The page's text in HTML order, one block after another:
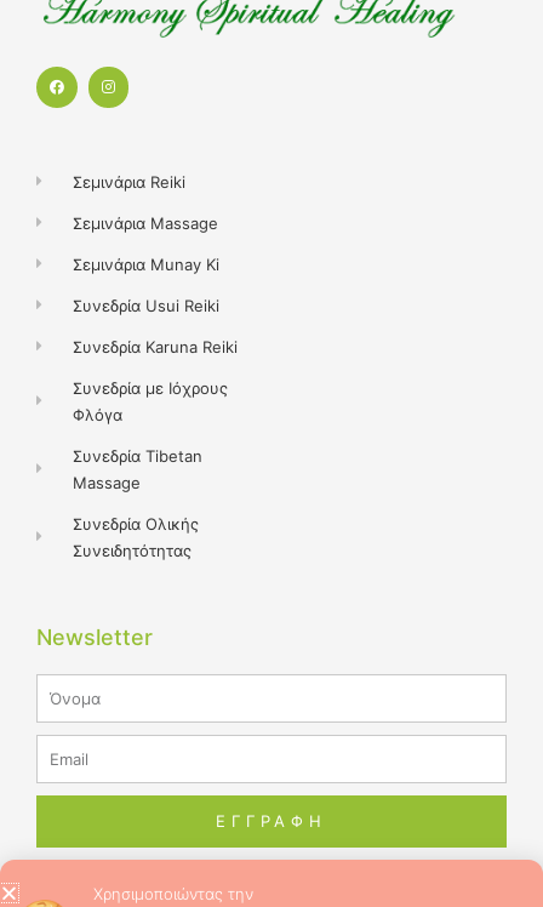
F
a
I
n
m
Σεμινάρια Reiki
Σεμινάρια Massage
Σεμινάρια Munay Ki
Συνεδρία Usui Reiki
Συνεδρία Karuna Reiki
Συνεδρία με Ιόχρους
Φλόγα
Συνεδρία Tibetan
Massage
Συνεδρία Ολικής
Συνειδητότητας
Newsletter
ΕΓΓΡΑΦΗ
Χρησιμοποιώντας την